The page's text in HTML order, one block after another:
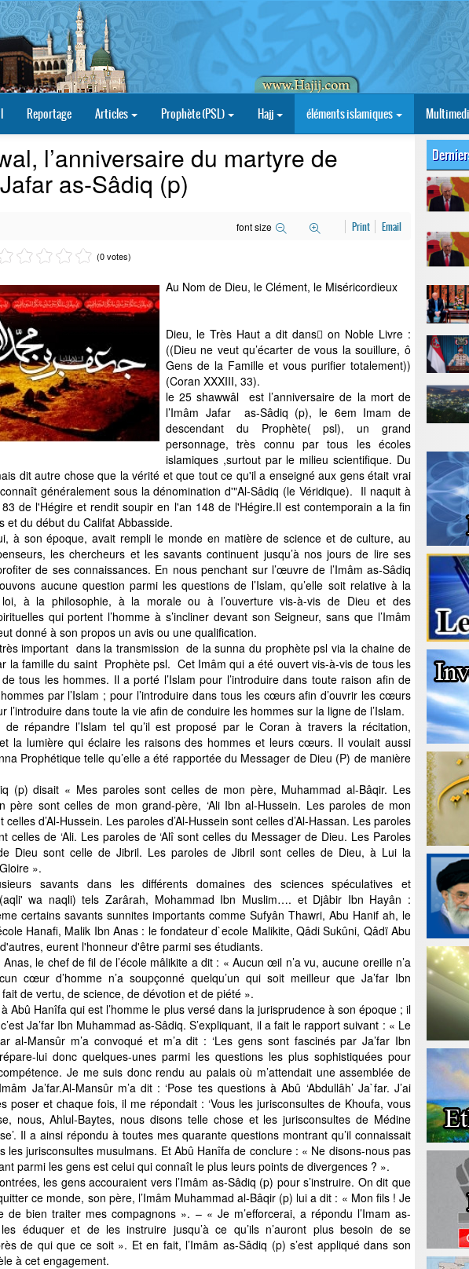
Reportage Articles Prophète (PSL) Hajj éléments islamiques
l’anniversaire du martyre de
as-Sâdiq (p)
font size Print Email
(0 votes)
Au Nom de Dieu, le Clément, le Miséricordieux
Dieu, le Très Haut a dit dans ٍon Noble Livre :
((Dieu ne veut qu’écarter de vous la souillure, ô
Gens de la Famille et vous purifier totalement))
(Coran XXXIII, 33).
le 25 shawwâl est l’anniversaire de la mort de
l’Imâm Jafar as-Sâdiq (p), le 6em Imam de
descendant du Prophète( psl), un grand
personnage, très connu par tous les écoles
islamiques ,surtout par le milieu scientifique. Du
dit autre chose que la vérité et que tout ce qu'il a enseigné aux gens était vrai
généralement sous la dénomination d'"Al-Sâdiq (le Véridique). Il naquit à
de l'Hégire et rendit soupir en l'an 148 de l'Hégire.Il est contemporain a la fin
et du début du Califat Abbasside.
à son époque, avait rempli le monde en matière de science et de culture, au
les chercheurs et les savants continuent jusqu’à nos jours de lire ses
de ses connaissances. En nous penchant sur l’œuvre de l’Imâm as-Sâdiq
aucune question parmi les questions de l’Islam, qu’elle soit relative à la
à la philosophie, à la morale ou à l’ouverture vis-à-vis de Dieu et des
qui portent l’homme à s’incliner devant son Seigneur, sans que l’Imâm
donné à son propos un avis ou une qualification.
important dans la transmission de la sunna du prophète psl via la chaine de
la famille du saint Prophète psl. Cet Imâm qui a été ouvert vis-à-vis de tous les
tous les hommes. Il a porté l’Islam pour l’introduire dans toute raison afin de
par l’Islam ; pour l’introduire dans tous les cœurs afin d’ouvrir les cœurs
l’introduire dans toute la vie afin de conduire les hommes sur la ligne de l’Islam.
répandre l’Islam tel qu’il est proposé par le Coran à travers la récitation,
et la lumière qui éclaire les raisons des hommes et leurs cœurs. Il voulait aussi
Prophétique telle qu’elle a été rapportée du Messager de Dieu (P) de manière
(p) disait « Mes paroles sont celles de mon père, Muhammad al-Bâqir. Les
père sont celles de mon grand-père, ‘Ali Ibn al-Hussein. Les paroles de mon
d’Al-Hussein. Les paroles d’Al-Hussein sont celles d’Al-Hassan. Les paroles
celles de ‘Ali. Les paroles de ‘Alî sont celles du Messager de Dieu. Les Paroles
Dieu sont celle de Jibril. Les paroles de Jibril sont celles de Dieu, à Lui la
».
savants dans les différents domaines des sciences spéculatives et
wa naqli) tels Zarârah, Mohammad Ibn Muslim…. et Djâbir Ibn Hayân :
certains savants sunnites importants comme Sufyân Thawri, Abu Hanif ah, le
Hanafi, Malik Ibn Anas : le fondateur d`ecole Malikite, Qâdi Sukûni, Qâdï Abu
eurent l'honneur d'être parmi ses étudiants.
le chef de fil de l’école mâlikite a dit : « Aucun œil n’a vu, aucune oreille n’a
cœur d’homme n’a soupçonné quelqu’un qui soit meilleur que Ja’far Ibn
de vertu, de science, de dévotion et de piété ».
Abû Hanîfa qui est l’homme le plus versé dans la jurisprudence à son époque ; il
Ja’far Ibn Muhammad as-Sâdiq. S’expliquant, il a fait le rapport suivant : « Le
al-Mansûr m’a convoqué et m’a dit : ‘Les gens sont fascinés par Ja’far Ibn
lui donc quelques-unes parmi les questions les plus sophistiquées pour
Je me suis donc rendu au palais où m’attendait une assemblée de
Ja’far.Al-Mansûr m’a dit : ‘Pose tes questions à Abû ‘Abdullâh’ Ja`far. J’ai
poser et chaque fois, il me répondait : ‘Vous les jurisconsultes de Khoufa, vous
nous, Ahlul-Baytes, nous disons telle chose et les jurisconsultes de Médine
Il a ainsi répondu à toutes mes quarante questions montrant qu’il connaissait
les jurisconsultes musulmans. Et Abû Hanîfa de conclure : « Ne disons-nous pas
parmi les gens est celui qui connaît le plus leurs points de divergences ? ».
les gens accouraient vers l’Imâm as-Sâdiq (p) pour s’instruire. On dit que
ce monde, son père, l’Imâm Muhammad al-Bâqir (p) lui a dit : « Mon fils ! Je
de bien traiter mes compagnons ». – « Je m’efforcerai, a répondu l’Imam as-
éduquer et de les instruire jusqu’à ce qu’ils n’auront plus besoin de se
de qui que ce soit ». Et en fait, l’Imâm as-Sâdiq (p) s’est appliqué dans son
à cet engagement.